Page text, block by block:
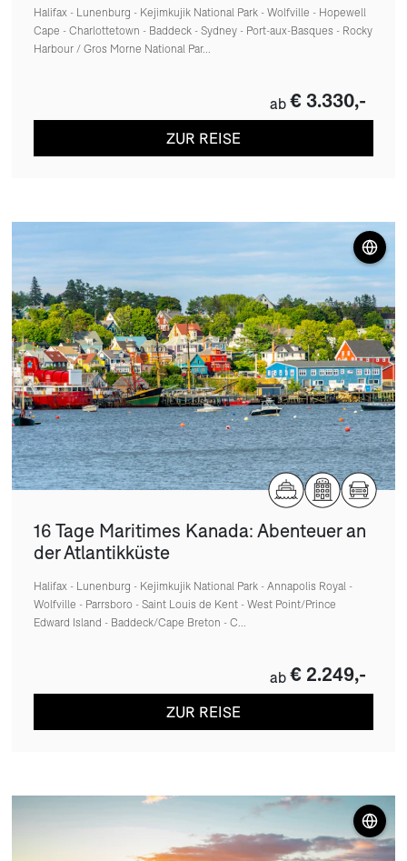
Halifax - Lunenburg - Kejimkujik National Park - Wolfville - Hopewell
Cape - Charlottetown - Baddeck - Sydney - Port-aux-Basques - Rocky
Harbour / Gros Morne National Par...
ab € 3.330,-
ZUR REISE
16 Tage Maritimes Kanada: Abenteuer an
der Atlantikküste
Halifax - Lunenburg - Kejimkujik National Park - Annapolis Royal -
Wolfville - Parrsboro - Saint Louis de Kent - West Point/Prince
Edward Island - Baddeck/Cape Breton - C...
ab € 2.249,-
ZUR REISE